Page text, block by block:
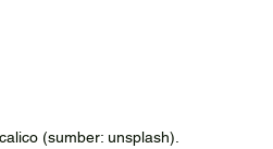
(sumber: unsplash).